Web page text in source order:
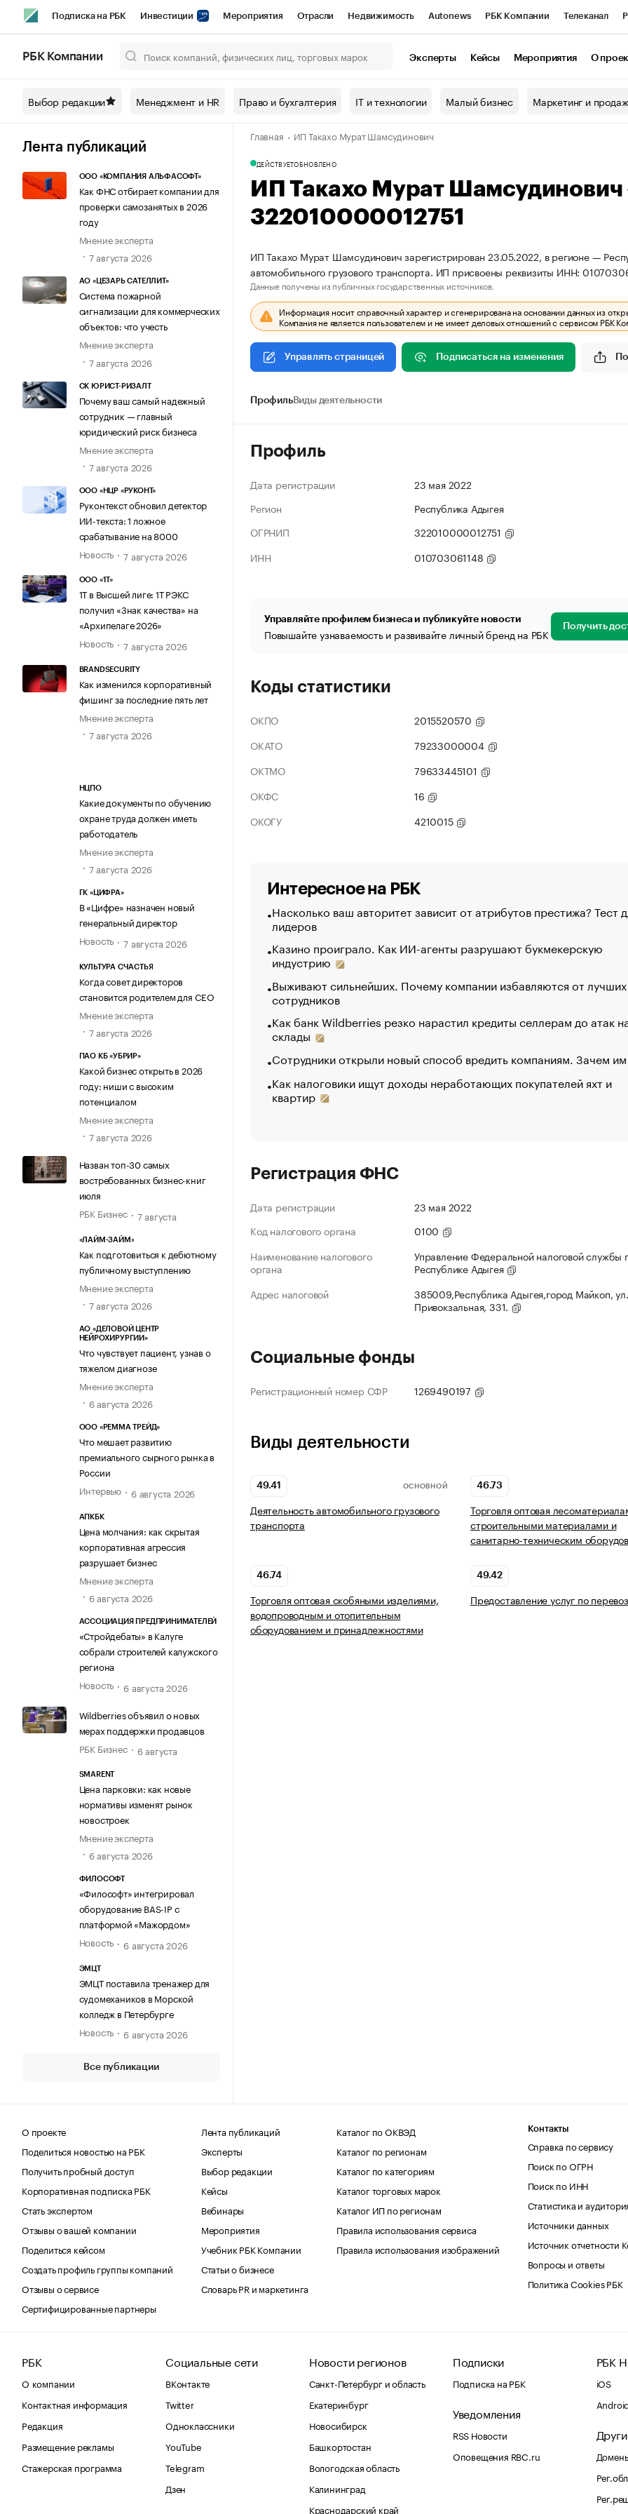
Подписка на РБК Инвестиции Мероприятия Отрасли Недвижимость Autonews РБК Компании Телеканал
Спецпроекты СПб Конференции СПб Спецпроекты Проверка контрагентов
Технологии и медиа Рынок наличной валюты
РБК Компании Эксперты Кейсы Мероприятия О
Выбор редакции Менеджмент и HR Право и бухгалтерия IT и технологии Малый бизнес Маркетинг и
Лента публикаций
ООО «КОМПАНИЯ АЛЬФАСОФТ»
Как ФНС отбирает компании для
проверки самозанятых в 2026
году
Мнение эксперта
7 августа 2026
АО «ЦЕЗАРЬ САТЕЛЛИТ»
Система пожарной
сигнализации для коммерческих
объектов: что учесть
Мнение эксперта
7 августа 2026
СК ЮРИСТ-РИЗАЛТ
Почему ваш самый надежный
сотрудник — главный
юридический риск бизнеса
Мнение эксперта
7 августа 2026
ООО «НЦР «РУКОНТ»
Руконтекст обновил детектор
ИИ-текста: 1 ложное
срабатывание на 8000
Новость
7 августа 2026
ООО «1Т»
1Т в Высшей лиге: 1Т РЭКС
получил «Знак качества» на
«Архипелаге 2026»
Новость
7 августа 2026
BRANDSECURITY
Как изменился корпоративный
фишинг за последние пять лет
Мнение эксперта
7 августа 2026
НЦПО
Какие документы по обучению
охране труда должен иметь
работодатель
Мнение эксперта
7 августа 2026
ГК «ЦИФРА»
В «Цифре» назначен новый
генеральный директор
Новость
7 августа 2026
КУЛЬТУРА СЧАСТЬЯ
Когда совет директоров
становится родителем для CEO
Мнение эксперта
7 августа 2026
ПАО КБ «УБРИР»
Какой бизнес открыть в 2026
году: ниши с высоким
потенциалом
Мнение эксперта
7 августа 2026
Назван топ-30 самых
востребованных бизнес-книг
июля
РБК Бизнес
7 августа
«ЛАЙМ-ЗАЙМ»
Как подготовиться к дебютному
публичному выступлению
Мнение эксперта
7 августа 2026
АО «ДЕЛОВОЙ ЦЕНТР
НЕЙРОХИРУРГИИ»
Что чувствует пациент, узнав о
тяжелом диагнозе
Мнение эксперта
6 августа 2026
ООО «РЕММА ТРЕЙД»
Что мешает развитию
премиального сырного рынка в
России
Интервью
6 августа 2026
АПКБК
Цена молчания: как скрытая
корпоративная агрессия
разрушает бизнес
Мнение эксперта
6 августа 2026
АССОЦИАЦИЯ ПРЕДПРИНИМАТЕЛЕЙ
«Стройдебаты» в Калуге
собрали строителей калужского
региона
Новость
6 августа 2026
Wildberries объявил о новых
мерах поддержки продавцов
РБК Бизнес
6 августа
SMARENT
Цена парковки: как новые
нормативы изменят рынок
новостроек
Мнение эксперта
6 августа 2026
ФИЛОСОФТ
«Философт» интегрировал
оборудование BAS-IP с
платформой «Мажордом»
Новость
6 августа 2026
ЭМЦТ
ЭМЦТ поставила тренажер для
судомехаников в Морской
колледж в Петербурге
Новость
6 августа 2026
Все публикации
Главная ИП Такахо Мурат Шамсудинович
ДЕЙСТВУЕТОБНОВЛЕНО
ИП Такахо Мурат
322010000012751
ИП Такахо Мурат Шамсудинович зарегистрирован 23.05.2022, в регионе —
автомобильного грузового транспорта. ИП присвоены реквизиты ИНН:
Данные получены из публичных государственных источников.
Информация носит справочный характер и сгенерирована на основании данных из
Компания не является пользователем и не имеет деловых отношений с сервисом РБК
Управлять страницей Подписаться на изменения
ПрофильВиды деятельности
Профиль
Дата регистрации
23 мая 2022
Регион
Республика Адыгея
ОГРНИП
322010000012751
ИНН
010703061148
Управляйте профилем бизнеса и публикуйте новости
Повышайте узнаваемость и развивайте личный бренд на РБК Получить
Коды статистики
ОКПО
2015520570
ОКАТО
79233000004
ОКТМО
79633445101
ОКФС
16
ОКОГУ
4210015
Интересное на РБК
Насколько ваш авторитет зависит от атрибутов престижа? Тест
лидеров
Казино проиграло. Как ИИ-агенты разрушают букмекерскую
индустрию
Выживают сильнейших. Почему компании избавляются от лучших
сотрудников
Как банк Wildberries резко нарастил кредиты селлерам до атак
склады
Сотрудники открыли новый способ вредить компаниям. Зачем
Как налоговики ищут доходы неработающих покупателей яхт и
квартир
Регистрация ФНС
Дата регистрации
23 мая 2022
Код налогового органа
0100
Наименование налогового
органа
Управление Федеральной налоговой службы
Республике Адыгея
Адрес налоговой
385009,Республика Адыгея,город Майкоп, ул.
Привокзальная, 331.
Социальные фонды
Регистрационный номер СФР 1269490197
Виды деятельности
49.41 ОСНОВНОЙ
Деятельность автомобильного грузового
транспорта
46.73
Торговля оптовая
строительными материалами и
санитарно-техническим
46.74
Торговля оптовая скобяными изделиями,
водопроводным и отопительным
оборудованием и принадлежностями
49.42
Предоставление услуг по
О проекте
Поделиться новостью на РБК
Получить пробный доступ
Корпоративная подписка РБК
Стать экспертом
Отзывы о вашей компании
Поделиться кейсом
Создать профиль группы компаний
Отзывы о сервисе
Сертифицированные партнеры
Лента публикаций
Эксперты
Выбор редакции
Кейсы
Вебинары
Мероприятия
Учебник РБК Компании
Статьи о бизнесе
Словарь PR и маркетинга
Каталог по ОКВЭД
Каталог по регионам
Каталог по категориям
Каталог торговых марок
Каталог ИП по регионам
Правила использования сервиса
Правила использования изображений
Контакты
Справка по сервису
Поиск по ОГРН
Поиск по ИНН
Статистика и
Источники данных
Источник отчетности
Вопросы и ответы
Политика Cookies РБК
РБК
О компании
Контактная информация
Редакция
Размещение рекламы
Стажерская программа
Социальные сети
ВКонтакте
Twitter
Одноклассники
YouTube
Telegram
Дзен
Новости регионов
Санкт-Петербург и область
Екатеринбург
Новосибирск
Башкортостан
Вологодская область
Калининград
Краснодарский край
Подписки
Подписка на РБК
Уведомления
RSS Новости
Оповещения RBC.ru
РБК
iOS